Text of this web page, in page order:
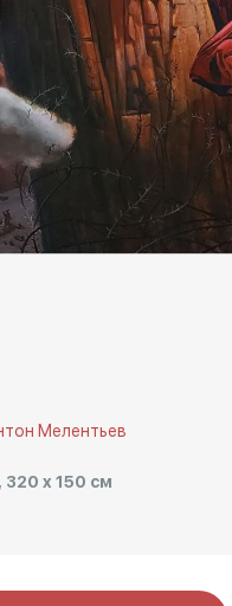
Мелентьев
x 150 см